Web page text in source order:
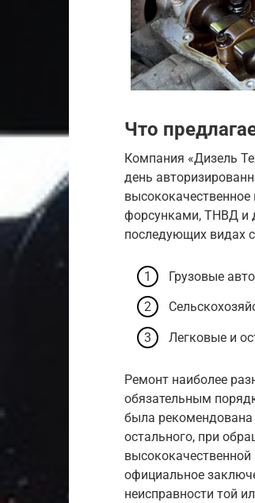
Что
Компания «Дизель
день
форсунками, ТНВД и
последующих видах
Грузовые
Легковые и
Ремонт наиболее
обязательным
была рекомендована
остального, при
официальное
неисправности той